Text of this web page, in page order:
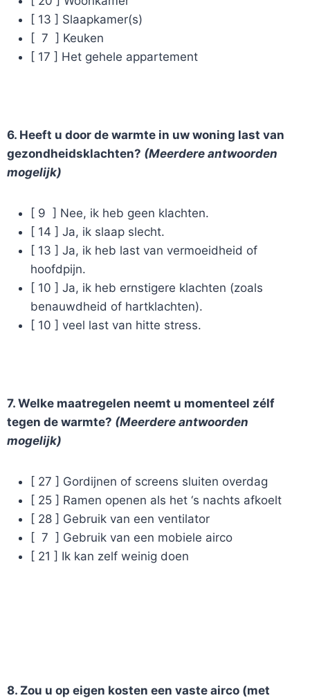
[ 13 ] Slaapkamer(s)
[ 7 ] Keuken
[ 17 ] Het gehele appartement
6. Heeft u door de warmte in uw woning last van
gezondheidsklachten? (Meerdere antwoorden
mogelijk)
[ 9 ] Nee, ik heb geen klachten.
[ 14 ] Ja, ik slaap slecht.
[ 13 ] Ja, ik heb last van vermoeidheid of
hoofdpijn.
[ 10 ] Ja, ik heb ernstigere klachten (zoals
benauwdheid of hartklachten).
[ 10 ] veel last van hitte stress.
7. Welke maatregelen neemt u momenteel zélf
tegen de warmte? (Meerdere antwoorden
mogelijk)
[ 27 ] Gordijnen of screens sluiten overdag
[ 25 ] Ramen openen als het ‘s nachts afkoelt
[ 28 ] Gebruik van een ventilator
[ 7 ] Gebruik van een mobiele airco
[ 21 ] Ik kan zelf weinig doen
8. Zou u op eigen kosten een vaste airco (met